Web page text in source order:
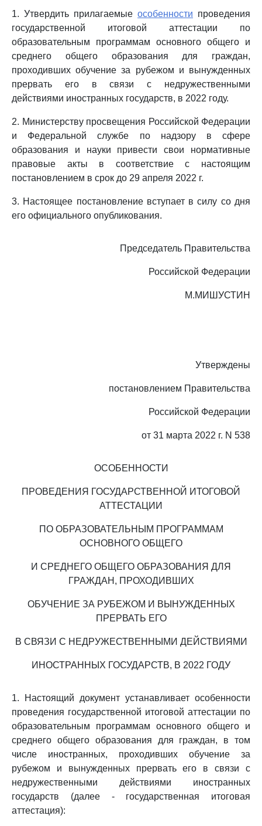
1. Утвердить прилагаемые особенности проведения
государственной итоговой аттестации по
образовательным программам основного общего и
среднего общего образования для граждан,
проходивших обучение за рубежом и вынужденных
прервать его в связи с недружественными
действиями иностранных государств, в 2022 году.
2. Министерству просвещения Российской Федерации
и Федеральной службе по надзору в сфере
образования и науки привести свои нормативные
правовые акты в соответствие с настоящим
постановлением в срок до 29 апреля 2022 г.
3. Настоящее постановление вступает в силу со дня
его официального опубликования.
Председатель Правительства
Российской Федерации
М.МИШУСТИН
Утверждены
постановлением Правительства
Российской Федерации
от 31 марта 2022 г. N 538
ОСОБЕННОСТИ
ПРОВЕДЕНИЯ ГОСУДАРСТВЕННОЙ ИТОГОВОЙ
АТТЕСТАЦИИ
ПО ОБРАЗОВАТЕЛЬНЫМ ПРОГРАММАМ
ОСНОВНОГО ОБЩЕГО
И СРЕДНЕГО ОБЩЕГО ОБРАЗОВАНИЯ ДЛЯ
ГРАЖДАН, ПРОХОДИВШИХ
ОБУЧЕНИЕ ЗА РУБЕЖОМ И ВЫНУЖДЕННЫХ
ПРЕРВАТЬ ЕГО
В СВЯЗИ С НЕДРУЖЕСТВЕННЫМИ ДЕЙСТВИЯМИ
ИНОСТРАННЫХ ГОСУДАРСТВ, В 2022 ГОДУ
1. Настоящий документ устанавливает особенности
проведения государственной итоговой аттестации по
образовательным программам основного общего и
среднего общего образования для граждан, в том
числе иностранных, проходивших обучение за
рубежом и вынужденных прервать его в связи с
недружественными действиями иностранных
государств (далее - государственная итоговая
аттестация):